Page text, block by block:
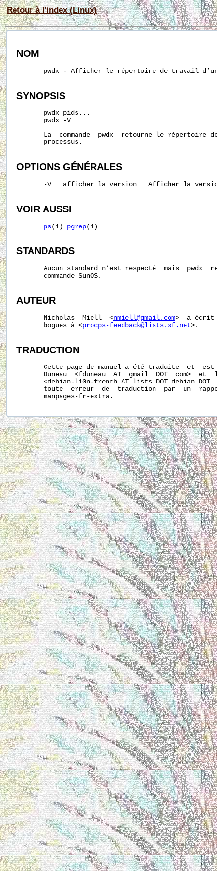
Retour à l'index (Linux)
NOM
pwdx - Afficher le répertoire de travail
SYNOPSIS
       pwdx pids...
       pwdx -V
La  commande  pwdx  retourne le répertoire
       processus.
OPTIONS GÉNÉRALES
-V   afficher la version   Afficher la
VOIR AUSSI
ps(1) pgrep(1)
STANDARDS
Aucun standard n’est respecté  mais  pwdx
       commande SunOS.
AUTEUR
       Nicholas  Miell  <
nmiell@gmail.com>  a écrit
       bogues à <
procps-feedback@lists.sf.net>.
TRADUCTION
Cette page de manuel a été traduite  et
Duneau  <fduneau  AT  gmail  DOT  com>  et
<debian-l10n-french AT lists DOT debian DOT
toute  erreur  de  traduction  par  un